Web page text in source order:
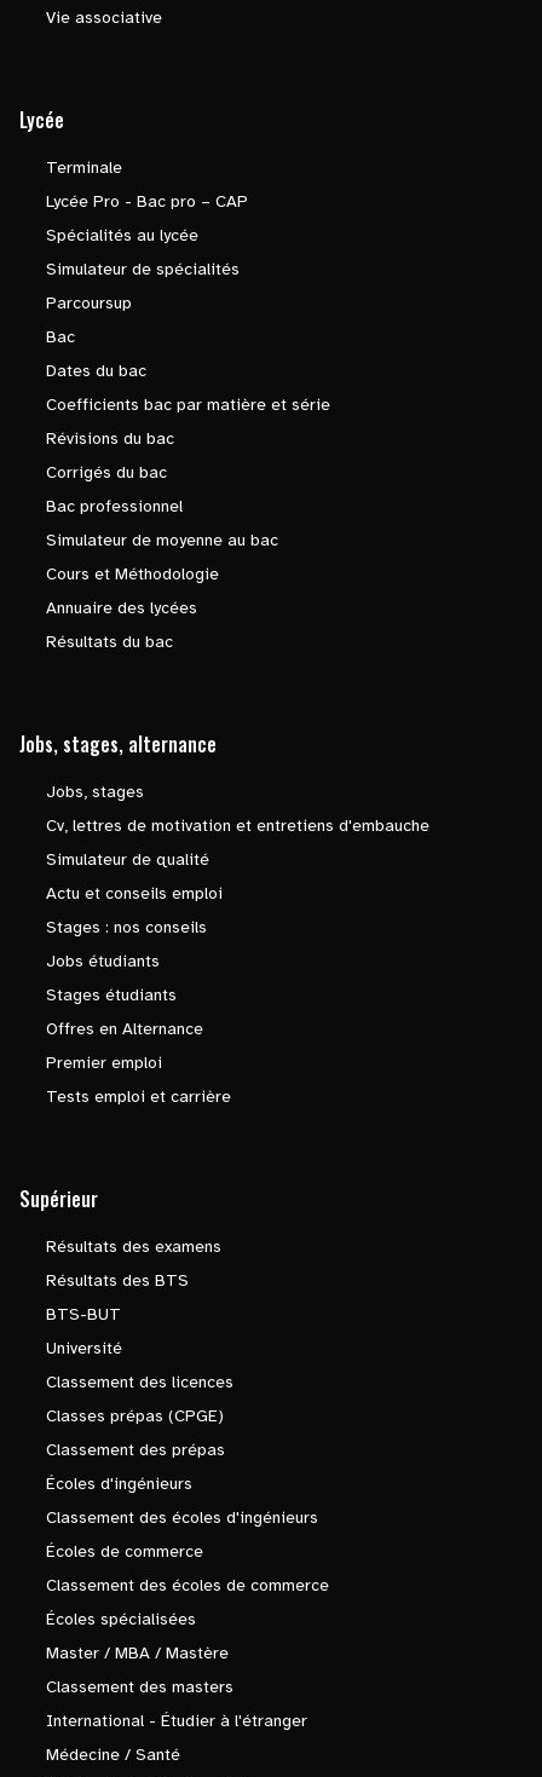
Vie associative
Lycée
Terminale
Lycée Pro - Bac pro – CAP
Spécialités au lycée
Simulateur de spécialités
Parcoursup
Bac
Dates du bac
Coefficients bac par matière et série
Révisions du bac
Corrigés du bac
Bac professionnel
Simulateur de moyenne au bac
Cours et Méthodologie
Annuaire des lycées
Résultats du bac
Jobs, stages, alternance
Jobs, stages
Cv, lettres de motivation et entretiens d'embauche
Simulateur de qualité
Actu et conseils emploi
Stages : nos conseils
Jobs étudiants
Stages étudiants
Offres en Alternance
Premier emploi
Tests emploi et carrière
Supérieur
Résultats des examens
Résultats des BTS
BTS-BUT
Université
Classement des licences
Classes prépas (CPGE)
Classement des prépas
Écoles d'ingénieurs
Classement des écoles d'ingénieurs
Écoles de commerce
Classement des écoles de commerce
Écoles spécialisées
Master / MBA / Mastère
Classement des masters
International - Étudier à l'étranger
Médecine / Santé